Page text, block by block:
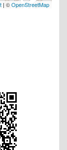
| ©OpenStreetMap